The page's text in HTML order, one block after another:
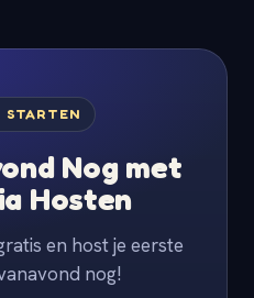
STARTEN
Nog met
Hosten
en host je eerste
nog!